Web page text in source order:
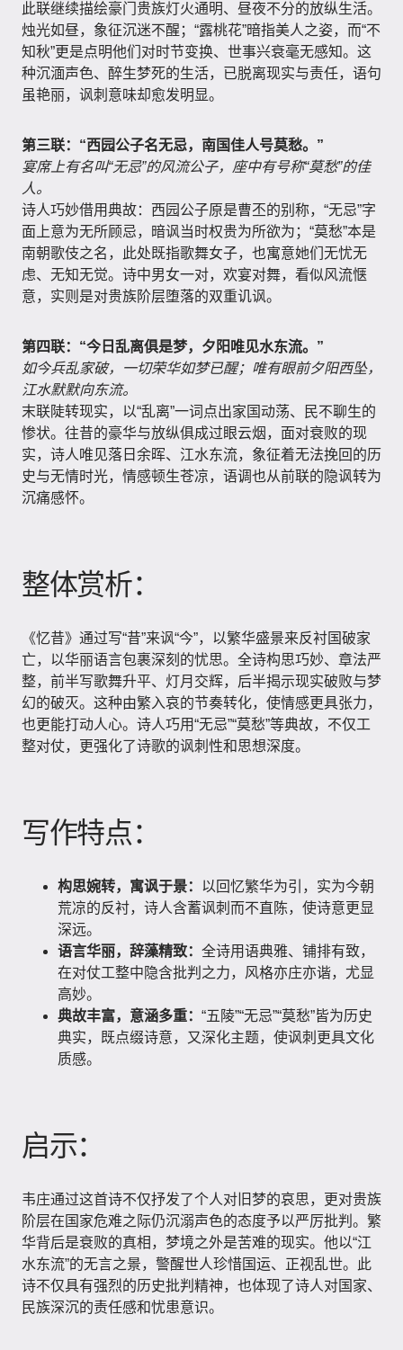
此联继续描绘豪门贵族灯火通明、昼夜不分的放纵生活。
烛光如昼，象征沉迷不醒；“露桃花”暗指美人之姿，而“不
知秋”更是点明他们对时节变换、世事兴衰毫无感知。这
种沉湎声色、醉生梦死的生活，已脱离现实与责任，语句
虽艳丽，讽刺意味却愈发明显。
第三联：“西园公子名无忌，南国佳人号莫愁。”
宴席上有名叫“无忌”的风流公子，座中有号称“莫愁”的佳
人。
诗人巧妙借用典故：西园公子原是曹丕的别称，“无忌”字
面上意为无所顾忌，暗讽当时权贵为所欲为；“莫愁”本是
南朝歌伎之名，此处既指歌舞女子，也寓意她们无忧无
虑、无知无觉。诗中男女一对，欢宴对舞，看似风流惬
意，实则是对贵族阶层堕落的双重讥讽。
第四联：“今日乱离俱是梦，夕阳唯见水东流。”
如今兵乱家破，一切荣华如梦已醒；唯有眼前夕阳西坠，
江水默默向东流。
末联陡转现实，以“乱离”一词点出家国动荡、民不聊生的
惨状。往昔的豪华与放纵俱成过眼云烟，面对衰败的现
实，诗人唯见落日余晖、江水东流，象征着无法挽回的历
史与无情时光，情感顿生苍凉，语调也从前联的隐讽转为
沉痛感怀。
整体赏析：
《忆昔》通过写“昔”来讽“今”，以繁华盛景来反衬国破家
亡，以华丽语言包裹深刻的忧思。全诗构思巧妙、章法严
整，前半写歌舞升平、灯月交辉，后半揭示现实破败与梦
幻的破灭。这种由繁入哀的节奏转化，使情感更具张力，
也更能打动人心。诗人巧用“无忌”“莫愁”等典故，不仅工
整对仗，更强化了诗歌的讽刺性和思想深度。
写作特点：
构思婉转，寓讽于景： 以回忆繁华为引，实为今朝
荒凉的反衬，诗人含蓄讽刺而不直陈，使诗意更显
深远。
语言华丽，辞藻精致： 全诗用语典雅、铺排有致，
在对仗工整中隐含批判之力，风格亦庄亦谐，尤显
高妙。
典故丰富，意涵多重： “五陵”“无忌”“莫愁”皆为历史
典实，既点缀诗意，又深化主题，使讽刺更具文化
质感。
启示：
韦庄通过这首诗不仅抒发了个人对旧梦的哀思，更对贵族
阶层在国家危难之际仍沉溺声色的态度予以严厉批判。繁
华背后是衰败的真相，梦境之外是苦难的现实。他以“江
水东流”的无言之景，警醒世人珍惜国运、正视乱世。此
诗不仅具有强烈的历史批判精神，也体现了诗人对国家、
民族深沉的责任感和忧患意识。